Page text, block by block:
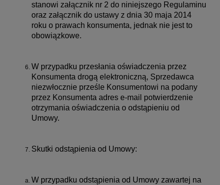
stanowi załącznik nr 2 do niniejszego Regulaminu
oraz załącznik do ustawy z dnia 30 maja 2014
roku o prawach konsumenta, jednak nie jest to
obowiązkowe.
W przypadku przesłania oświadczenia przez
Konsumenta drogą elektroniczną, Sprzedawca
niezwłocznie prześle Konsumentowi na podany
przez Konsumenta adres e-mail potwierdzenie
otrzymania oświadczenia o odstąpieniu od
Umowy.
Skutki odstąpienia od Umowy:
W przypadku odstąpienia od Umowy zawartej na